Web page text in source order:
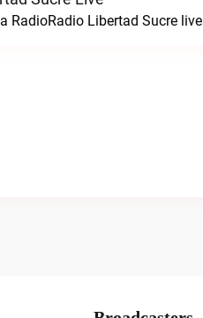
RadioRadio Libertad Sucre live